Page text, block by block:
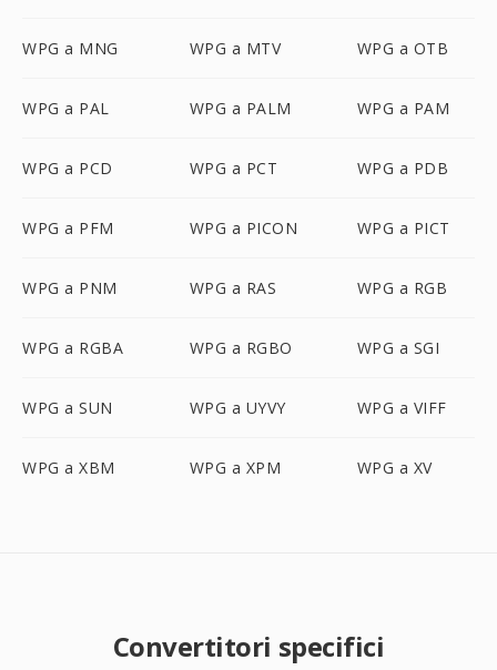
WPG a MNG WPG a MTV WPG a OTB
WPG a PAL WPG a PALM WPG a PAM
WPG a PCD WPG a PCT WPG a PDB
WPG a PFM WPG a PICON WPG a PICT
WPG a PNM WPG a RAS WPG a RGB
WPG a RGBA WPG a RGBO WPG a SGI
WPG a SUN WPG a UYVY WPG a VIFF
WPG a XBM WPG a XPM WPG a XV
Convertitori specifici